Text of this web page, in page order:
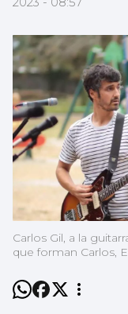
Carlos Gil, a la
que forman Carlos,